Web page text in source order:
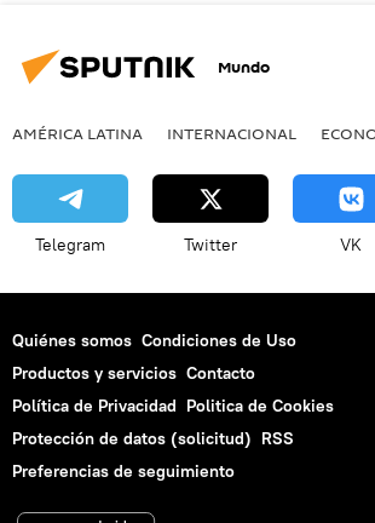
Mundo
AMÉRICA LATINA INTERNACIONAL
Telegram Twitter VK
Quiénes somos Condiciones de Uso
Productos y servicios Contacto
Política de Privacidad Politica de Cookies
Protección de datos (solicitud) RSS
Preferencias de seguimiento